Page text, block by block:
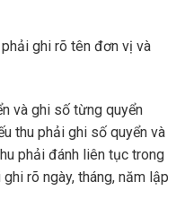
ghi rõ tên đơn vị và
và ghi số từng quyển
thu phải ghi số quyển và
phải đánh liên tục trong
rõ ngày, tháng, năm lập